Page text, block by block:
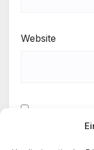
Website
Meinen